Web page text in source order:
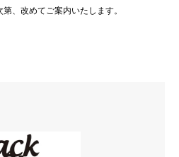
、改めてご案内いたします。